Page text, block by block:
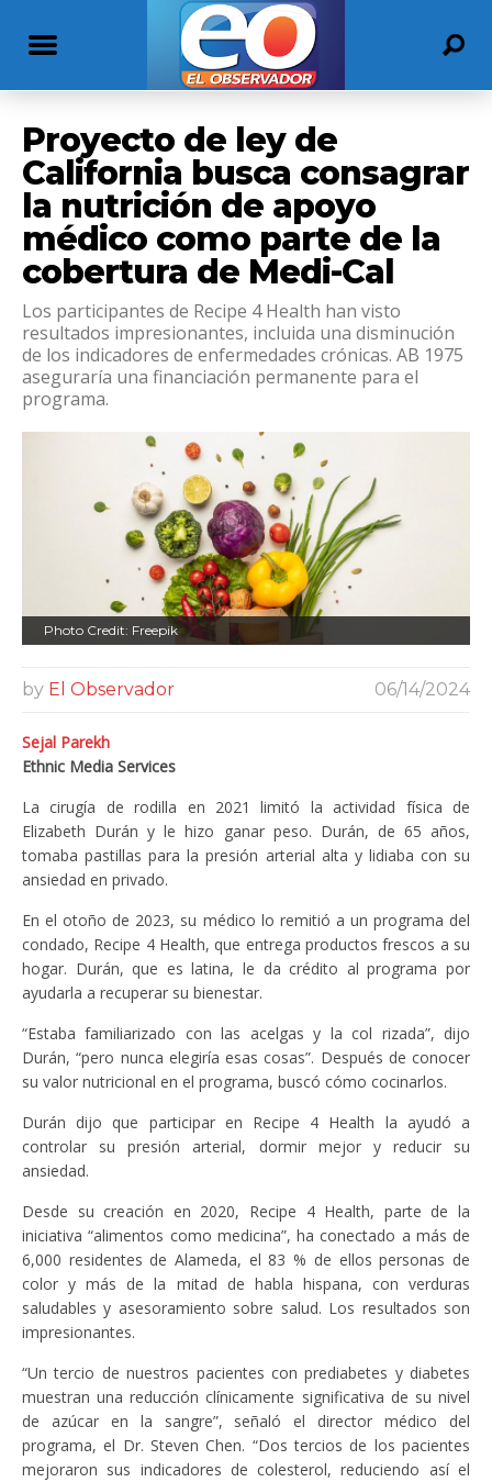
Proyecto de ley de
California busca consagrar
la nutrición de apoyo
médico como parte de la
cobertura de Medi-Cal
Los participantes de Recipe 4 Health han visto
resultados impresionantes, incluida una disminución
de los indicadores de enfermedades crónicas. AB 1975
aseguraría una financiación permanente para el
programa.
Photo Credit: Freepik
by El Observador 06/14/2024
Sejal Parekh
Ethnic Media Services
La cirugía de rodilla en 2021 limitó la actividad física de
Elizabeth Durán y le hizo ganar peso. Durán, de 65 años,
tomaba pastillas para la presión arterial alta y lidiaba con su
ansiedad en privado.
En el otoño de 2023, su médico lo remitió a un programa del
condado, Recipe 4 Health, que entrega productos frescos a su
hogar. Durán, que es latina, le da crédito al programa por
ayudarla a recuperar su bienestar.
“Estaba familiarizado con las acelgas y la col rizada”, dijo
Durán, “pero nunca elegiría esas cosas”. Después de conocer
su valor nutricional en el programa, buscó cómo cocinarlos.
Durán dijo que participar en Recipe 4 Health la ayudó a
controlar su presión arterial, dormir mejor y reducir su
ansiedad.
Desde su creación en 2020, Recipe 4 Health, parte de la
iniciativa “alimentos como medicina”, ha conectado a más de
6,000 residentes de Alameda, el 83 % de ellos personas de
color y más de la mitad de habla hispana, con verduras
saludables y asesoramiento sobre salud. Los resultados son
impresionantes.
“Un tercio de nuestros pacientes con prediabetes y diabetes
muestran una reducción clínicamente significativa de su nivel
de azúcar en la sangre”, señaló el director médico del
programa, el Dr. Steven Chen. “Dos tercios de los pacientes
mejoraron sus indicadores de colesterol, reduciendo así el